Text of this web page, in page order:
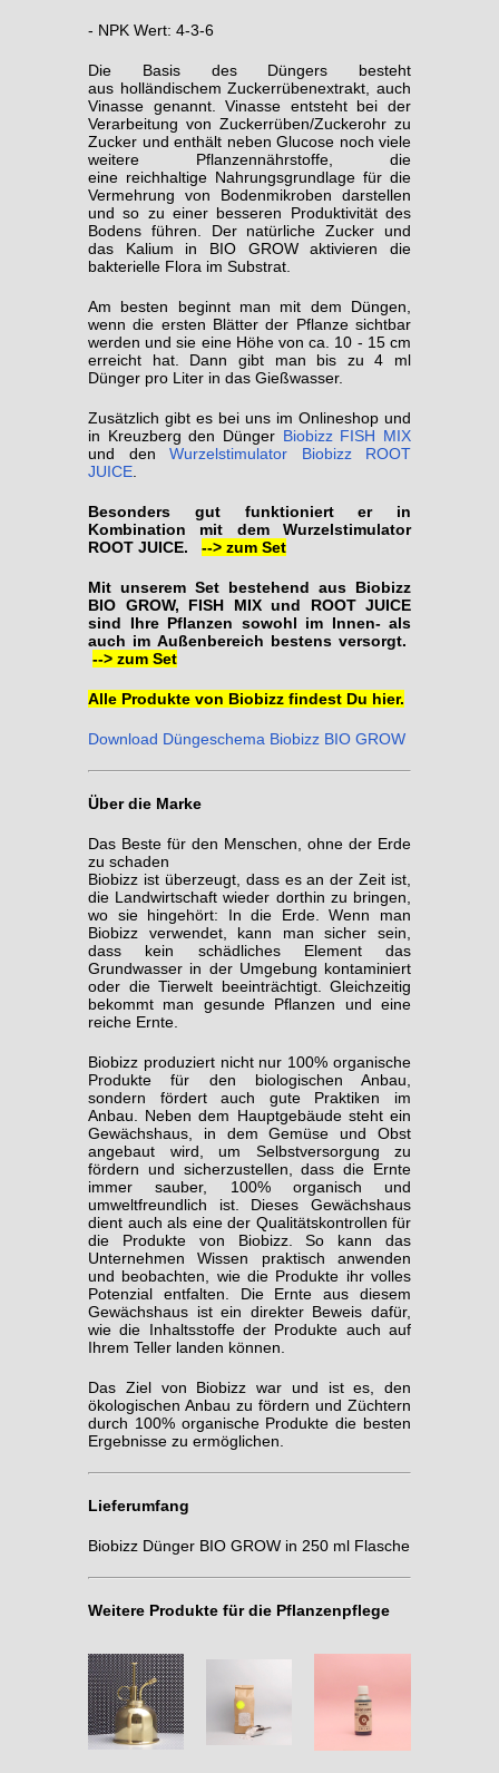
- NPK Wert: 4-3-6
Die Basis des Düngers besteht
aus holländischem Zuckerrübenextrakt, auch
Vinasse genannt. Vinasse entsteht bei der
Verarbeitung von Zuckerrüben/Zuckerohr zu
Zucker und enthält neben Glucose noch viele
weitere Pflanzennährstoffe, die
eine reichhaltige Nahrungsgrundlage für die
Vermehrung von Bodenmikroben darstellen
und so zu einer besseren Produktivität des
Bodens führen. Der natürliche Zucker und
das Kalium in BIO GROW aktivieren die
bakterielle Flora im Substrat.
Am besten beginnt man mit dem Düngen,
wenn die ersten Blätter der Pflanze sichtbar
werden und sie eine Höhe von ca. 10 - 15 cm
erreicht hat. Dann gibt man bis zu 4 ml
Dünger pro Liter in das Gießwasser.
Zusätzlich gibt es bei uns im Onlineshop und
in Kreuzberg den Dünger Biobizz FISH MIX
und den Wurzelstimulator Biobizz ROOT
JUICE
Besonders gut funktioniert er in
Kombination mit dem Wurzelstimulator
ROOT JUICE.
--> zum Set
Mit unserem Set bestehend aus Biobizz
BIO GROW, FISH MIX und ROOT JUICE
sind Ihre Pflanzen sowohl im Innen- als
auch im Außenbereich bestens versorgt.
--> zum Set
Alle Produkte von Biobizz findest Du hier.
Download Düngeschema Biobizz BIO GROW
Über die Marke
Das Beste für den Menschen, ohne der Erde
zu schaden
Biobizz ist überzeugt, dass es an der Zeit ist,
die Landwirtschaft wieder dorthin zu bringen,
wo sie hingehört: In die Erde. Wenn man
Biobizz verwendet, kann man sicher sein,
dass kein schädliches Element das
Grundwasser in der Umgebung kontaminiert
oder die Tierwelt beeinträchtigt. Gleichzeitig
bekommt man gesunde Pflanzen und eine
reiche Ernte.
Biobizz produziert nicht nur 100% organische
Produkte für den biologischen Anbau,
sondern fördert auch gute Praktiken im
Anbau. Neben dem Hauptgebäude steht ein
Gewächshaus, in dem Gemüse und Obst
angebaut wird, um Selbstversorgung zu
fördern und sicherzustellen, dass die Ernte
immer sauber, 100% organisch und
umweltfreundlich ist. Dieses Gewächshaus
dient auch als eine der Qualitätskontrollen für
die Produkte von Biobizz. So kann das
Unternehmen Wissen praktisch anwenden
und beobachten, wie die Produkte ihr volles
Potenzial entfalten. Die Ernte aus diesem
Gewächshaus ist ein direkter Beweis dafür,
wie die Inhaltsstoffe der Produkte auch auf
Ihrem Teller landen können.
Das Ziel von Biobizz war und ist es, den
ökologischen Anbau zu fördern und Züchtern
durch 100% organische Produkte die besten
Ergebnisse zu ermöglichen.
Lieferumfang
Biobizz Dünger BIO GROW in 250 ml Flasche
Weitere Produkte für die Pflanzenpflege